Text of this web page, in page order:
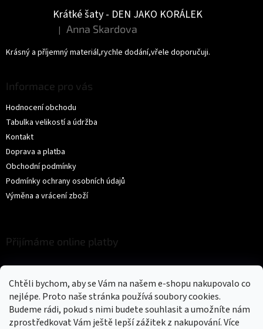
Chtěli bychom, aby se Vám na našem e-shopu nakupovalo co
nejlépe. Proto naše stránka používá soubory cookies.
Budeme rádi, pokud s nimi budete souhlasit a umožníte nám
zprostředkovat Vám ještě lepší zážitek z nakupování.Více
Krátké šaty - DEN JAKO KORÁLEK
Hodnocení produktu je 5 z 5 hvězdiček.
| Anna Skardova
Krásný a příjemný materiál,rychle dodání,vřele doporučuji.
Informace pro vás
Hodnocení obchodu
Tabulka velikostí a údržba
Kontakt
Doprava a platba
Obchodní podmínky
Podmínky ochrany osobních údajů
Výměna a vrácení zboží
Přijímáme online platby
Vytvořil Shoptet